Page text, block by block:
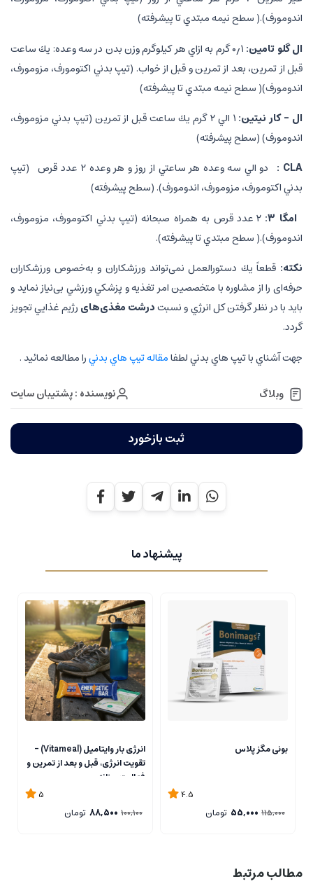
اندومورف).( سطح نيمه مبتدي تا پيشرفته)
ال گلو تامين:
۰٫۱ گرم به ازاي هر کیلوگرم وزن بدن در سه وعده: يك ساعت
قبل از تمرين، بعد از تمرين و قبل از خواب. (تيپ بدني اكتومورف، مزومورف،
اندومورف)( سطح نيمه مبتدي تا پيشرفته)
ال –كار نيتين:
۱ الي ۲ گرم يك ساعت قبل از تمرين (تيپ بدني مزومورف،
اندومورف) (سطح پيشرفته)
CLA :
دو الي سه وعده هر ساعتي از روز و هر وعده ۲ عدد قرص (تيپ
بدني اكتومورف، مزومورف، اندومورف). (سطح پيشرفته)
امگا ۳
:
۲ عدد قرص به همراه صبحانه (تيپ بدني اكتومورف، مزومورف،
اندومورف).( سطح مبتدي تا پيشرفته).
نكته: قطعاً يك دستورالعمل نمی‌تواند ورزشكاران و به‌خصوص ورزشكاران
حرفه‌ای را از مشاوره با متخصصين امر تغذيه و پزشكي ورزشي بی‌نیاز نمايد و
بايد با در نظر گرفتن كل انرژي و نسبتدرشت مغذی‌های رژيم غذايي تجويز
گردد.
جهت آشناي با تيپ هاي بدني لطفامقاله تيپ هاي بدنيرا مطالعه نمائيد .
وبلاگ نویسنده : پشتیبان سایت
ثبت بازخورد
پیشنهاد ما
بونی مگز پلاس
4.5
115,000
55,000 تومان
انرژی بار وایتامیل (Vitameal) –
تقویت انرژی، قبل و بعد از تمرین و
فعالیت روزانه
5
100,100
88,500 تومان
مطالب مرتبط